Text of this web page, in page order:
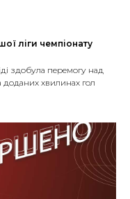
ліги чемпіонату
здобула перемогу над
доданих хвилинах гол